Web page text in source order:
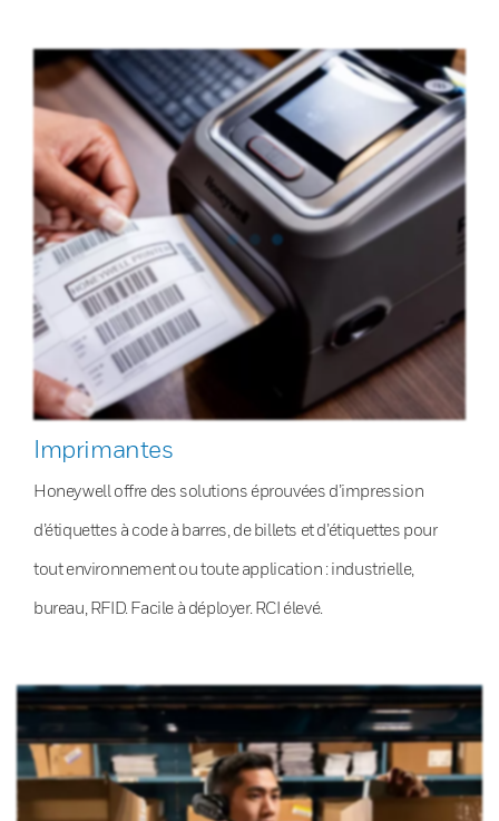
Imprimantes
Honeywell offre des solutions éprouvées d’impression
d’étiquettes à code à barres, de billets et d’étiquettes pour
tout environnement ou toute application : industrielle,
bureau, RFID. Facile à déployer. RCI élevé.